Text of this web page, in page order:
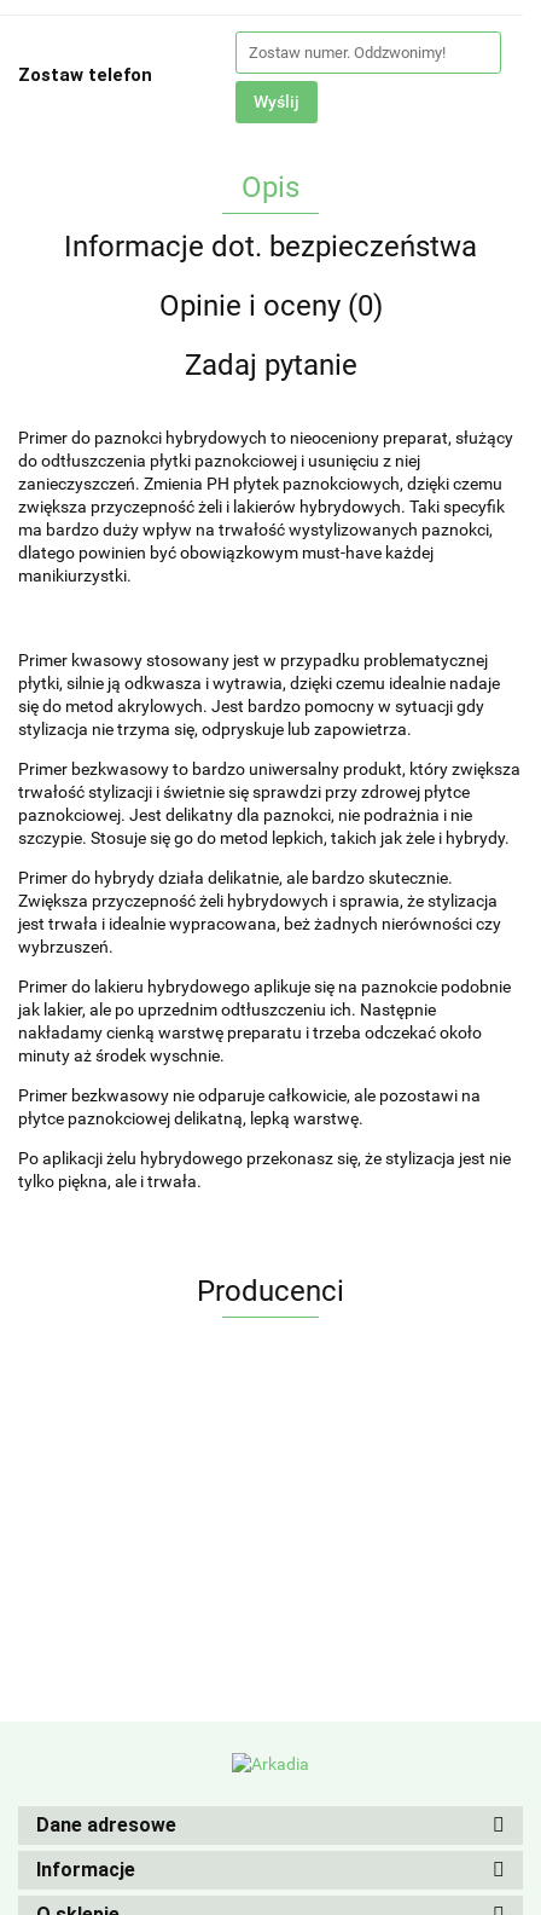
Zostaw telefon
Wyślij
Opis
Informacje dot. bezpieczeństwa
Opinie i oceny (0)
Zadaj pytanie
Primer do paznokci hybrydowych to nieoceniony preparat, służący
do odtłuszczenia płytki paznokciowej i usunięciu z niej
zanieczyszczeń. Zmienia PH płytek paznokciowych, dzięki czemu
zwiększa przyczepność żeli i lakierów hybrydowych. Taki specyfik
ma bardzo duży wpływ na trwałość wystylizowanych paznokci,
dlatego powinien być obowiązkowym must-have każdej
manikiurzystki.
Primer kwasowy stosowany jest w przypadku problematycznej
płytki, silnie ją odkwasza i wytrawia, dzięki czemu idealnie nadaje
się do metod akrylowych. Jest bardzo pomocny w sytuacji gdy
stylizacja nie trzyma się, odpryskuje lub zapowietrza.
Primer bezkwasowy to bardzo uniwersalny produkt, który zwiększa
trwałość stylizacji i świetnie się sprawdzi przy zdrowej płytce
paznokciowej. Jest delikatny dla paznokci, nie podrażnia i nie
szczypie. Stosuje się go do metod lepkich, takich jak żele i hybrydy.
Primer do hybrydy działa delikatnie, ale bardzo skutecznie.
Zwiększa przyczepność żeli hybrydowych i sprawia, że stylizacja
jest trwała i idealnie wypracowana, beż żadnych nierówności czy
wybrzuszeń.
Primer do lakieru hybrydowego aplikuje się na paznokcie podobnie
jak lakier, ale po uprzednim odtłuszczeniu ich. Następnie
nakładamy cienką warstwę preparatu i trzeba odczekać około
minuty aż środek wyschnie.
Primer bezkwasowy nie odparuje całkowicie, ale pozostawi na
płytce paznokciowej delikatną, lepką warstwę.
Po aplikacji żelu hybrydowego przekonasz się, że stylizacja jest nie
tylko piękna, ale i trwała.
Producenci
Dane adresowe
Informacje